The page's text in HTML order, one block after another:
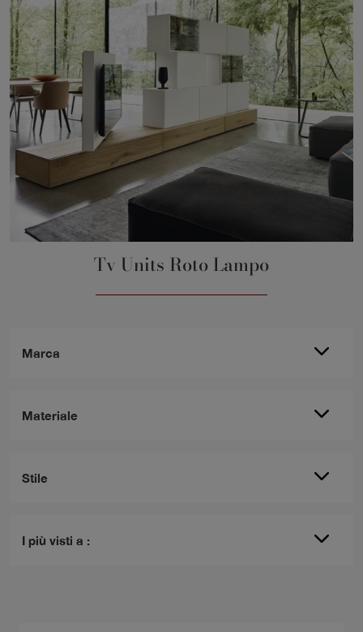
Marca
Materiale
Stile
I più visti a :
Tv Units Roto Lampo